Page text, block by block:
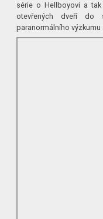
série o Hellboyovi a tak
otevřených dveří do
paranormálního výzkumu